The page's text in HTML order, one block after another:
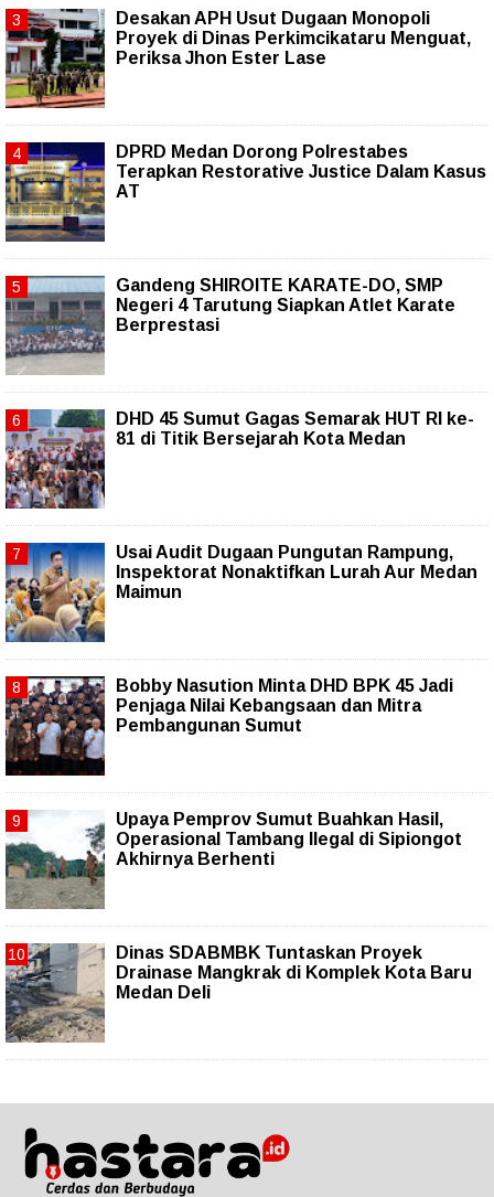
Desakan APH Usut Dugaan Monopoli
Proyek di Dinas Perkimcikataru Menguat,
Periksa Jhon Ester Lase
DPRD Medan Dorong Polrestabes
Terapkan Restorative Justice Dalam Kasus
AT
Gandeng SHIROITE KARATE-DO, SMP
Negeri 4 Tarutung Siapkan Atlet Karate
Berprestasi
DHD 45 Sumut Gagas Semarak HUT RI ke-
81 di Titik Bersejarah Kota Medan
Usai Audit Dugaan Pungutan Rampung,
Inspektorat Nonaktifkan Lurah Aur Medan
Maimun
Bobby Nasution Minta DHD BPK 45 Jadi
Penjaga Nilai Kebangsaan dan Mitra
Pembangunan Sumut
Upaya Pemprov Sumut Buahkan Hasil,
Operasional Tambang Ilegal di Sipiongot
Akhirnya Berhenti
Dinas SDABMBK Tuntaskan Proyek
Drainase Mangkrak di Komplek Kota Baru
Medan Deli